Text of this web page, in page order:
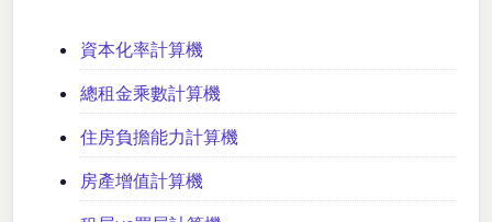
資本化率計算機
總租金乘數計算機
住房負擔能力計算機
房產增值計算機